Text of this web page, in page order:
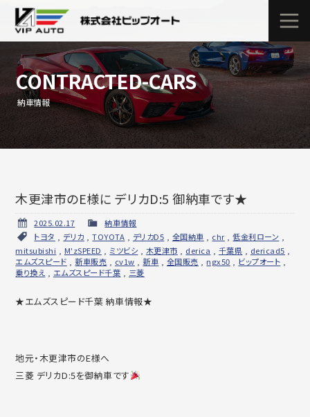
CONTRACTED-CARS
納車情報
木更津市のE様に デリカD:5 御納車です★
2025.02.17
納車情報
トヨタ
デリカ ,TOYOTA デリカD5 全国納車 chr,低金利ローン
mitsubishi
M'zSPEED ミツビシ 木更津市 derica 千葉県 dericad5
エムズスピード ,新車販売 cv1w ,新車 全国販売 ngx50 ビップオート
乗り換え
エムズスピード千葉 三菱
★エムズスピード千葉 納車情報★
地元・木更津市のE様へ
三菱 デリカD:5を御納車です